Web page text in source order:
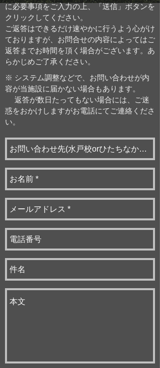
に必要事項をご入力の上、「送信」ボタンを
クリックしてください。
ご返答はできるだけ速やかに行うよう心がけ
ておりますが、お問合せの内容によってはご
返答までお時間を頂く場合がございます。あ
らかじめご了承ください。
※ システム調整などで、お問い合わせが内
容が当施設に届かない場合もあります。
返答が数日たってもない場合には、ご迷
惑をおかけしますがお電話にてご連絡くださ
い。